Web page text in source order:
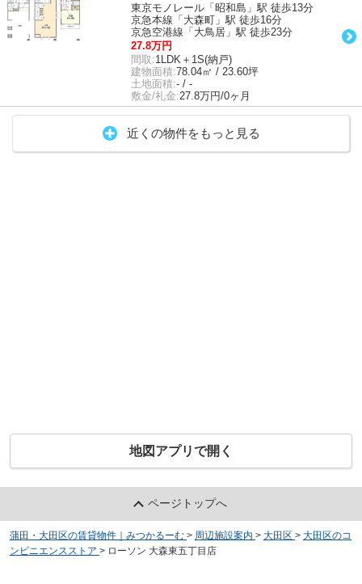
東京モノレール「昭和島」駅 徒歩13分
京急本線「大森町」駅 徒歩16分
京急空港線「大鳥居」駅 徒歩23分
27.8万円
間取:1LDK＋1S(納戸)
建物面積:78.04㎡ / 23.60坪
土地面積:- / -
敷金/礼金:27.8万円/0ヶ月
近くの物件をもっと見る
地図アプリで開く
ページトップへ
蒲田・大田区の賃貸物件｜みつかるーむ > 周辺施設案内 > 大田区 > 大田区のコ
ンビニエンスストア > ローソン 大森東五丁目店